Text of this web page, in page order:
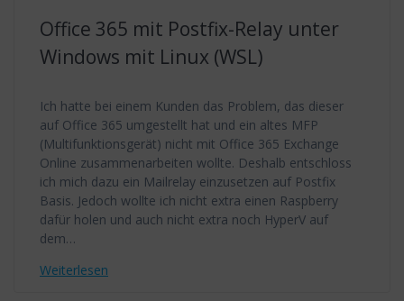
Office 365 mit Postfix-Relay unter
Windows mit Linux (WSL)
Ich hatte bei einem Kunden das Problem, das dieser
auf Office 365 umgestellt hat und ein altes MFP
(Multifunktionsgerät) nicht mit Office 365 Exchange
Online zusammenarbeiten wollte. Deshalb entschloss
ich mich dazu ein Mailrelay einzusetzen auf Postfix
Basis. Jedoch wollte ich nicht extra einen Raspberry
dafür holen und auch nicht extra noch HyperV auf
dem…
Weiterlesen